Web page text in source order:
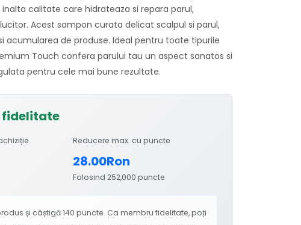
calitate care hidrateaza si repara parul,
Acest sampon curata delicat scalpul si parul,
acumularea de produse. Ideal pentru toate tipurile
Touch confera parului tau un aspect sanatos si
pentru cele mai bune rezultate.
fidelitate
Reducere max. cu puncte
28.00Ron
Folosind 252,000 puncte
și câștigă 140 puncte. Ca membru fidelitate, poți